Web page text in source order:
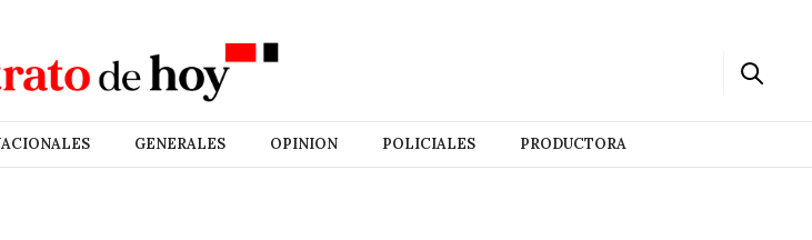
GENERALES OPINION POLICIALES PRODUCTORA